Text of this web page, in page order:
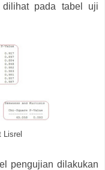
pada tabel uji
Lisrel
pengujian dilakukan